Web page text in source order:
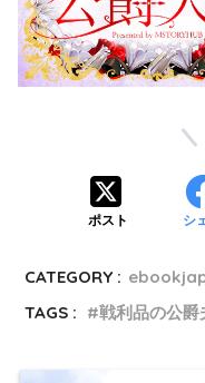
ポスト シ
CATEGORY :
TAGS :
戦利品の公爵